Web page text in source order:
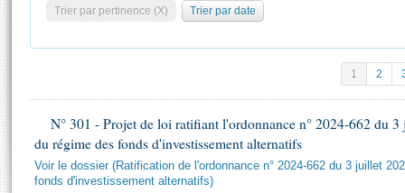
Congrès
Documents parlementaires
Projets de loi
Propositions de loi
Documents de référence
Histoire
Les évènements
Les archives
Contacts et plan d'accès
Vous
Trier par pertinence (X) Trier par date
1 2
N° 301 - Projet de loi ratifiant l'ordonnance n° 2024-662 du
du régime des fonds d'investissement alternatifs
Voir le dossier (Ratification de l'ordonnance n° 2024-662 du 3 juillet
fonds d'investissement alternatifs)